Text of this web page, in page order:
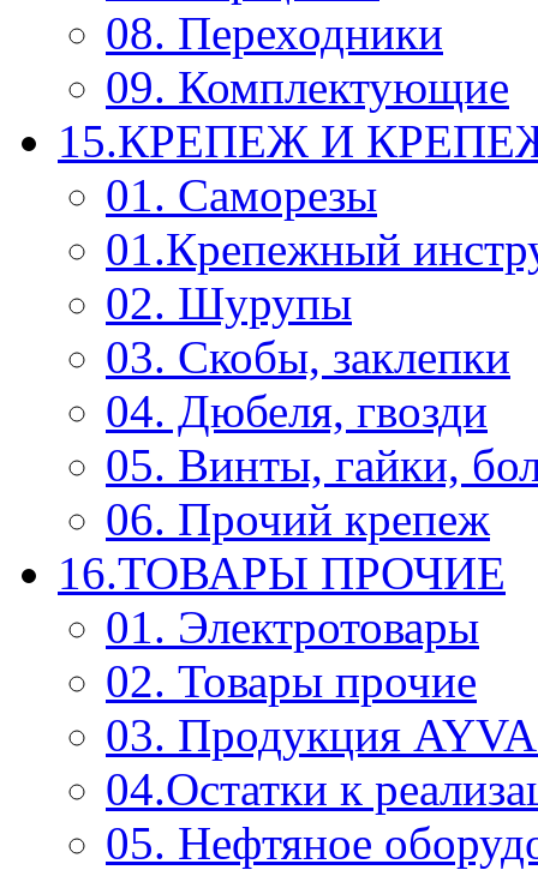
08. Переходники
09. Комплектующие
15.КРЕПЕЖ И
01. Саморезы
01.Крепежный
02. Шурупы
03. Скобы, заклепки
04. Дюбеля, гвозди
05. Винты, гайки,
06. Прочий крепеж
16.ТОВАРЫ ПРОЧИЕ
01. Электротовары
02. Товары прочие
03. Продукция
04.Остатки к
05. Нефтяное